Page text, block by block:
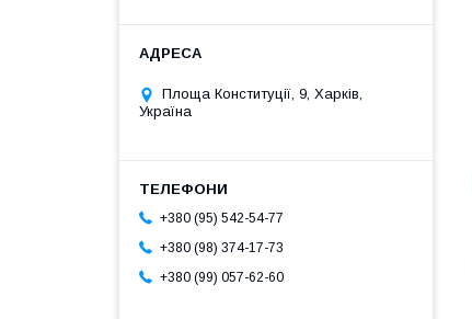
Площа Конституції, 9, Харків,
Україна
+380 (95) 542-54-77
+380 (98) 374-17-73
+380 (99) 057-62-60